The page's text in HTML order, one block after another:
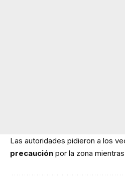
Las autoridades pidieron a los
precaución por la zona